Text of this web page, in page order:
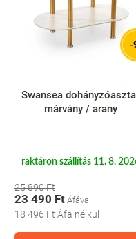
-
Swansea
márvány / arany
raktáron szállítás 11. 8.
25 890 Ft
23 490 Ft
18 496 Ft Áfa nélkül